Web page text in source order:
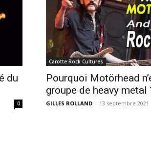
du
0
Carotte Rock Cultures
Pourquoi Motörhead
groupe de heavy metal
GILLES ROLLAND - 13 septembre 2021